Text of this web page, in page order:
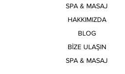
SPA & MASAJ
HAKKIMIZDA
BLOG
BİZE ULAŞIN
SPA & MASAJ